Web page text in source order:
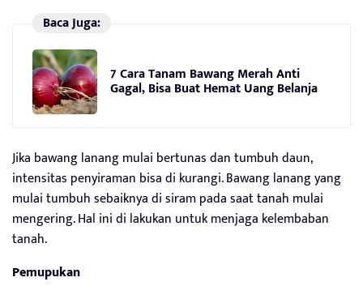
Baca Juga:
7 Cara Tanam Bawang Merah Anti
Gagal, Bisa Buat Hemat Uang Belanja
Jika bawang lanang mulai bertunas dan tumbuh daun,
intensitas penyiraman bisa di kurangi. Bawang lanang yang
mulai tumbuh sebaiknya di siram pada saat tanah mulai
mengering. Hal ini di lakukan untuk menjaga kelembaban
tanah.
Pemupukan